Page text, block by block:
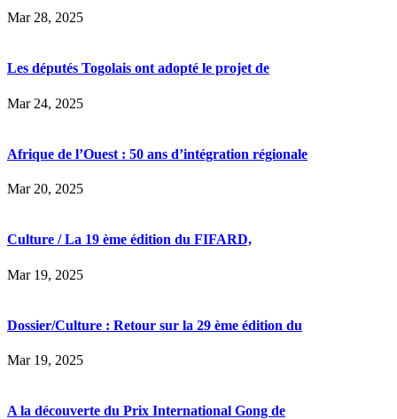
Mar 28, 2025
Les députés Togolais ont adopté le projet de
Mar 24, 2025
Afrique de l’Ouest : 50 ans d’intégration régionale
Mar 20, 2025
Culture / La 19 ème édition du FIFARD,
Mar 19, 2025
Dossier/Culture : Retour sur la 29 ème édition du
Mar 19, 2025
A la découverte du Prix International Gong de